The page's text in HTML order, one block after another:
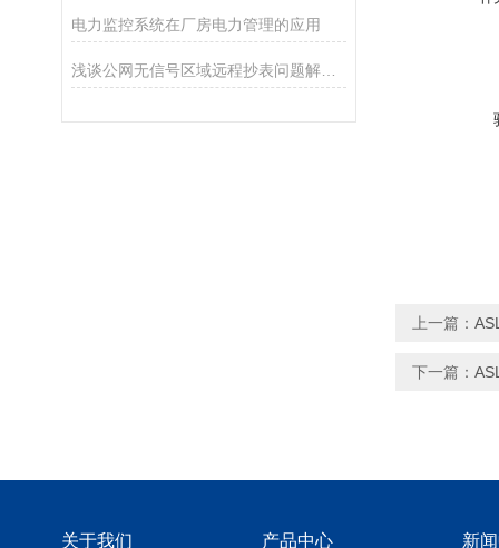
电力监控系统在厂房电力管理的应用
浅谈公网无信号区域远程抄表问题解决方案及产品选型
上一篇：
下一篇：
关于我们 产品中心 新